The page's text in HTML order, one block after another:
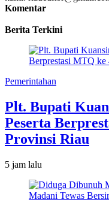
Komentar
Berita Terkini
Pemerintahan
Plt. Bupati
Peserta
Provinsi Riau
5 jam lalu